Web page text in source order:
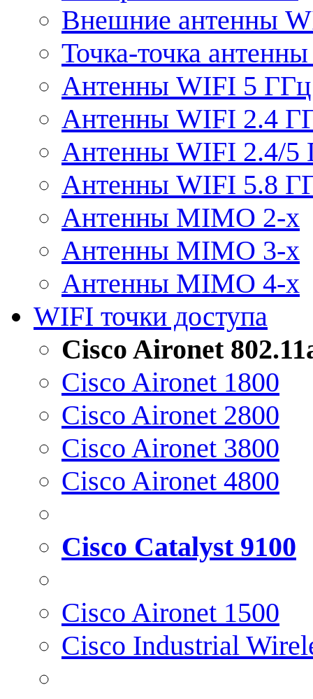
Внешние антенны
Точка-точка
Антенны WIFI 5 ГГц
Антенны WIFI 2.4
Антенны WIFI 2.4/5
Антенны WIFI 5.8
Антенны MIMO 2-x
Антенны MIMO 3-x
Антенны MIMO 4-x
WIFI точки доступа
Cisco Aironet
Cisco Aironet 1800
Cisco Aironet 2800
Cisco Aironet 3800
Cisco Aironet 4800
Cisco Catalyst 9100
Cisco Aironet 1500
Cisco Industrial